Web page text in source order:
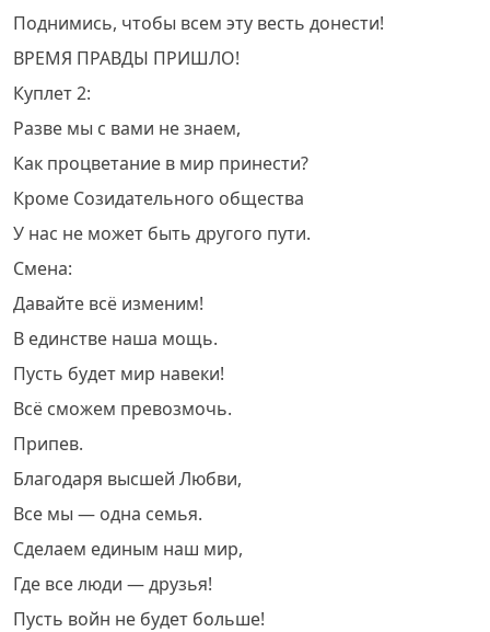
Поднимись, чтобы всем эту весть донести!
ВРЕМЯ ПРАВДЫ ПРИШЛО!
Куплет 2:
Разве мы с вами не знаем,
Как процветание в мир принести?
Кроме Созидательного общества
У нас не может быть другого пути.
Смена:
Давайте всё изменим!
В единстве наша мощь.
Пусть будет мир навеки!
Всё сможем превозмочь.
Припев.
Благодаря высшей Любви,
Все мы — одна семья.
Сделаем единым наш мир,
Где все люди — друзья!
Пусть войн не будет больше!